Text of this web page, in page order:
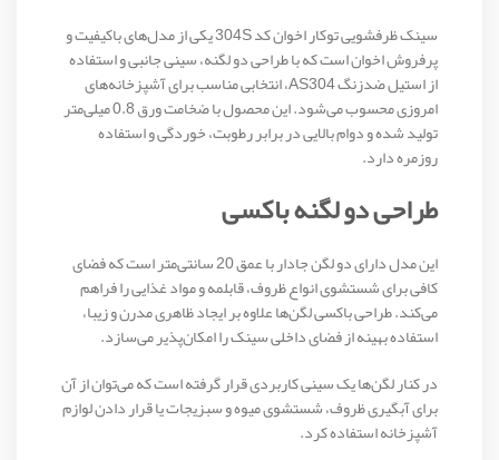
سینک ظرفشویی توکار اخوان کد 304S یکی از مدل‌های باکیفیت و
پرفروش اخوان است که با طراحی دو لگنه، سینی جانبی و استفاده
از استیل ضدزنگ AS304، انتخابی مناسب برای آشپزخانه‌های
امروزی محسوب می‌شود. این محصول با ضخامت ورق 0.8 میلی‌متر
تولید شده و دوام بالایی در برابر رطوبت، خوردگی و استفاده
روزمره دارد.
طراحی دو لگنه باکسی
این مدل دارای دو لگن جادار با عمق 20 سانتی‌متر است که فضای
کافی برای شستشوی انواع ظروف، قابلمه و مواد غذایی را فراهم
می‌کند. طراحی باکسی لگن‌ها علاوه بر ایجاد ظاهری مدرن و زیبا،
استفاده بهینه از فضای داخلی سینک را امکان‌پذیر می‌سازد.
در کنار لگن‌ها یک سینی کاربردی قرار گرفته است که می‌توان از آن
برای آبگیری ظروف، شستشوی میوه و سبزیجات یا قرار دادن لوازم
آشپزخانه استفاده کرد.